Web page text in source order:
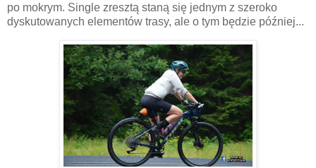
po mokrym. Single zresztą staną się jednym z szeroko
dyskutowanych elementów trasy, ale o tym będzie później...